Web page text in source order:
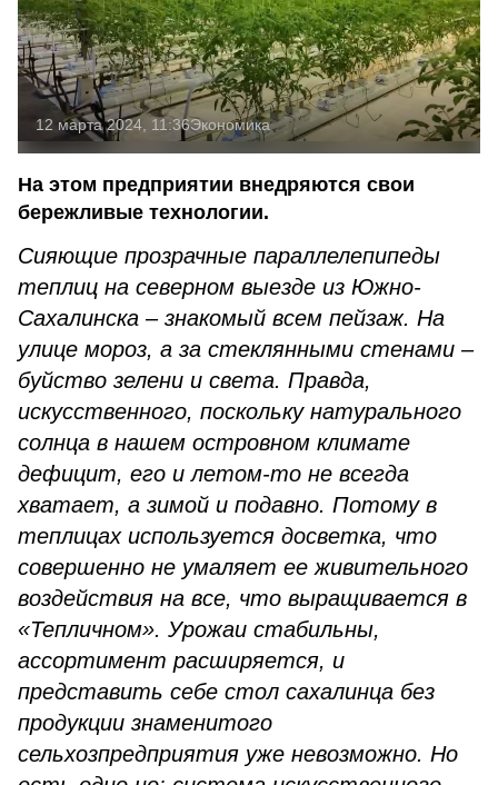
12 марта 2024, 11:36Экономика
На этом предприятии внедряются свои
бережливые технологии.
Сияющие прозрачные параллелепипеды
теплиц на северном выезде из Южно-
Сахалинска – знакомый всем пейзаж. На
улице мороз, а за стеклянными стенами –
буйство зелени и света. Правда,
искусственного, поскольку натурального
солнца в нашем островном климате
дефицит, его и летом-то не всегда
хватает, а зимой и подавно. Потому в
теплицах используется досветка, что
совершенно не умаляет ее живительного
воздействия на все, что выращивается в
«Тепличном». Урожаи стабильны,
ассортимент расширяется, и
представить себе стол сахалинца без
продукции знаменитого
сельхозпредприятия уже невозможно. Но